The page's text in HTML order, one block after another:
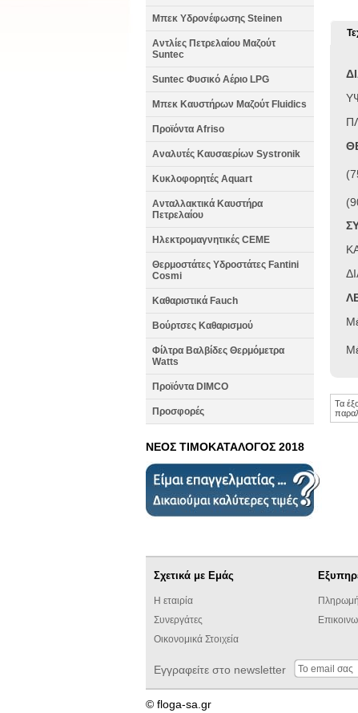
Μπεκ Υδρονέφωσης Steinen
Αντλίες Πετρελαίου Μαζούτ
Suntec
Suntec Φυσικό Αέριο LPG
Μπεκ Καυστήρων Μαζούτ Fluidics
Προϊόντα Afriso
Αναλυτές Καυσαερίων Systronik
Κυκλοφορητές Aquart
Ανταλλακτικά Καυστήρα
Πετρελαίου
Ηλεκτρομαγνητικές CEME
Θερμοστάτες Υδροστάτες Fantini
Cosmi
Καθαριστικά Fauch
Βούρτσες Καθαρισμού
Φίλτρα Βαλβίδες Θερμόμετρα
Watts
Προϊόντα DIMCO
Προσφορές
ΝΕΟΣ ΤΙΜΟΚΑΤΑΛΟΓΟΣ 2018
Τα
Σχετικά με Εμάς
Η εταιρία
Συνεργάτες
Οικονομικά Στοιχεία
Εγγραφείτε στο newsletter
© floga-sa.gr